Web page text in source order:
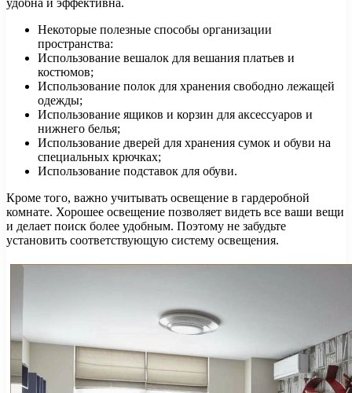
удобна и эффективна.
Некоторые полезные способы организации
пространства:
Использование вешалок для вешания платьев и
костюмов;
Использование полок для хранения свободно лежащей
одежды;
Использование ящиков и корзин для аксессуаров и
нижнего белья;
Использование дверей для хранения сумок и обуви на
специальных крючках;
Использование подставок для обуви.
Кроме того, важно учитывать освещение в гардеробной
комнате. Хорошее освещение позволяет видеть все ваши вещи
и делает поиск более удобным. Поэтому не забудьте
установить соответствующую систему освещения.